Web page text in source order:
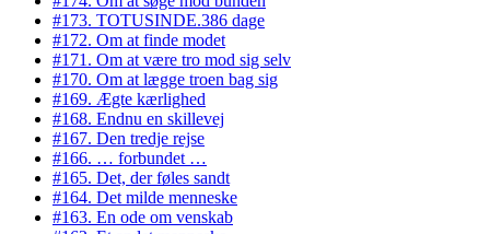
#173. TOTUSINDE.386 dage
#172. Om at finde modet
#171. Om at være tro mod sig selv
#170. Om at lægge troen bag sig
#169. Ægte kærlighed
#168. Endnu en skillevej
#167. Den tredje rejse
#166. … forbundet …
#165. Det, der føles sandt
#164. Det milde menneske
#163. En ode om venskab